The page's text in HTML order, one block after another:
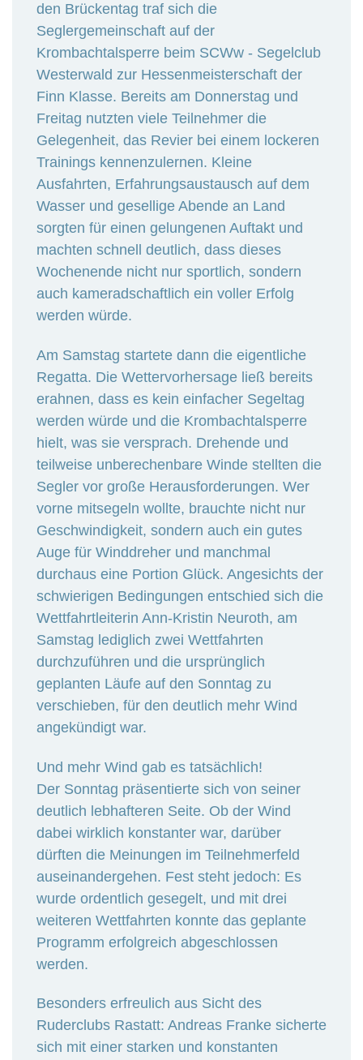
den Brückentag traf sich die
Seglergemeinschaft auf der
Krombachtalsperre beim SCWw - Segelclub
Westerwald zur Hessenmeisterschaft der
Finn Klasse. Bereits am Donnerstag und
Freitag nutzten viele Teilnehmer die
Gelegenheit, das Revier bei einem lockeren
Trainings kennenzulernen. Kleine
Ausfahrten, Erfahrungsaustausch auf dem
Wasser und gesellige Abende an Land
sorgten für einen gelungenen Auftakt und
machten schnell deutlich, dass dieses
Wochenende nicht nur sportlich, sondern
auch kameradschaftlich ein voller Erfolg
werden würde.
Am Samstag startete dann die eigentliche
Regatta. Die Wettervorhersage ließ bereits
erahnen, dass es kein einfacher Segeltag
werden würde und die Krombachtalsperre
hielt, was sie versprach. Drehende und
teilweise unberechenbare Winde stellten die
Segler vor große Herausforderungen. Wer
vorne mitsegeln wollte, brauchte nicht nur
Geschwindigkeit, sondern auch ein gutes
Auge für Winddreher und manchmal
durchaus eine Portion Glück. Angesichts der
schwierigen Bedingungen entschied sich die
Wettfahrtleiterin Ann-Kristin Neuroth, am
Samstag lediglich zwei Wettfahrten
durchzuführen und die ursprünglich
geplanten Läufe auf den Sonntag zu
verschieben, für den deutlich mehr Wind
angekündigt war.
Und mehr Wind gab es tatsächlich!
Der Sonntag präsentierte sich von seiner
deutlich lebhafteren Seite. Ob der Wind
dabei wirklich konstanter war, darüber
dürften die Meinungen im Teilnehmerfeld
auseinandergehen. Fest steht jedoch: Es
wurde ordentlich gesegelt, und mit drei
weiteren Wettfahrten konnte das geplante
Programm erfolgreich abgeschlossen
werden.
Besonders erfreulich aus Sicht des
Ruderclubs Rastatt: Andreas Franke sicherte
sich mit einer starken und konstanten